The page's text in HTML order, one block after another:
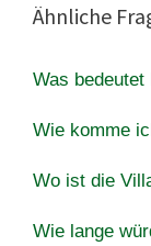
Ähnliche
Was bedeutet
Wie komme
Wo ist die
Wie lange